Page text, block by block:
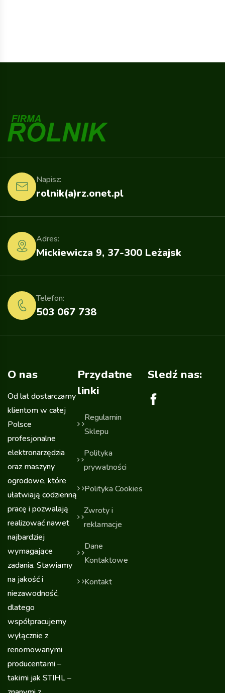
rolnik(a)rz.onet.pl
Napisz:
Mickiewicza 9, 37-300 Leżajsk
Adres:
503 067 738
Telefon:
O nas
Od lat dostarczamy
klientom w całej
Polsce
profesjonalne
elektronarzędzia
oraz maszyny
ogrodowe, które
ułatwiają codzienną
pracę i pozwalają
realizować nawet
najbardziej
wymagające
zadania. Stawiamy
na jakość i
niezawodność,
dlatego
współpracujemy
wyłącznie z
renomowanymi
producentami –
takimi jak STIHL –
Przydatne
linki
Regulamin
Sklepu
Polityka
prywatności
Polityka Cookies
Zwroty i
reklamacje
Dane
Kontaktowe
Kontakt
Sledź nas: